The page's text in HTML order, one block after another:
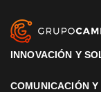
INNOVACIÓN Y
COMUNICACIÓN